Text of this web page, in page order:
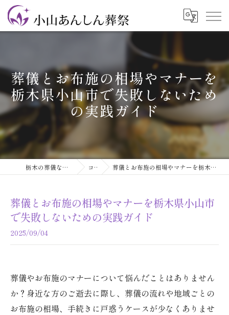
葬儀とお布施の相場やマナーを
栃木県小山市で失敗しないため
の実践ガイド
栃木の葬儀なら小山あんしん葬祭 コラム 葬儀とお布施の相場やマナーを栃木県小山市で失敗しないための実践ガイド
葬儀とお布施の相場やマナーを栃木県小山市
で失敗しないための実践ガイド
2025/09/04
葬儀やお布施のマナーについて悩んだことはありません
か？身近な方のご逝去に際し、葬儀の流れや地域ごとの
お布施の相場、手続きに戸惑うケースが少なくありませ